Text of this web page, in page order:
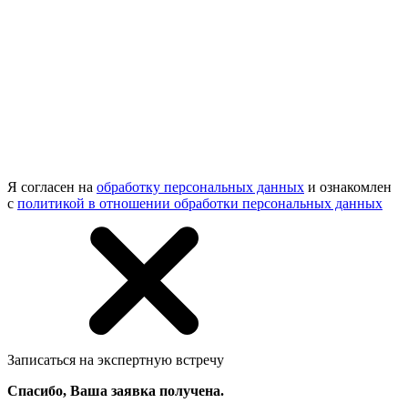
Я согласен на обработку персональных данных и ознакомлен
с политикой в отношении обработки персональных данных
Записаться на экспертную встречу
Спасибо, Ваша заявка получена.